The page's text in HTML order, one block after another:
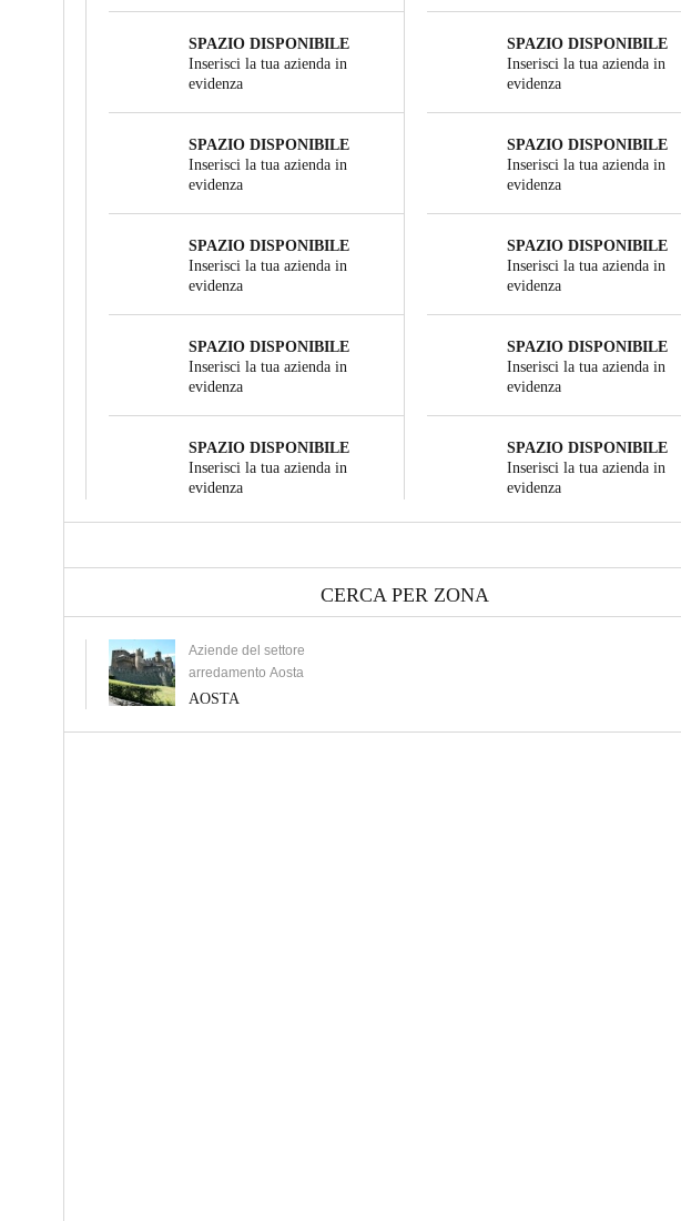
SPAZIO DISPONIBILE
Inserisci la tua azienda in
evidenza
SPAZIO DISPONIBILE
Inserisci la tua azienda in
evidenza
SPAZIO DISPONIBILE
Inserisci la tua azienda in
evidenza
SPAZIO DISPONIBILE
Inserisci la tua azienda in
evidenza
SPAZIO DISPONIBILE
Inserisci la tua azienda in
evidenza
SPAZIO DISPONIBILE
Inserisci la tua azienda in
evidenza
SPAZIO DISPONIBILE
Inserisci la tua azienda in
evidenza
SPAZIO DISPONIBILE
Inserisci la tua azienda in
evidenza
SPAZIO DISPONIBILE
Inserisci la tua azienda in
evidenza
SPAZIO DISPONIBILE
Inserisci la tua azienda in
evidenza
CERCA PER ZONA
Aziende del settore
arredamento Aosta
AOSTA